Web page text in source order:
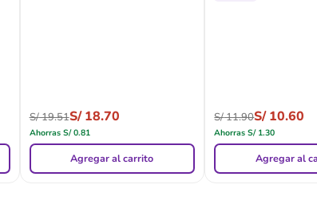
S/19.51S/18.70
Ahorras S/0.81
Agregar al carrito
S/11.90S/10.60
AhorrasS/1.30
Agregar al